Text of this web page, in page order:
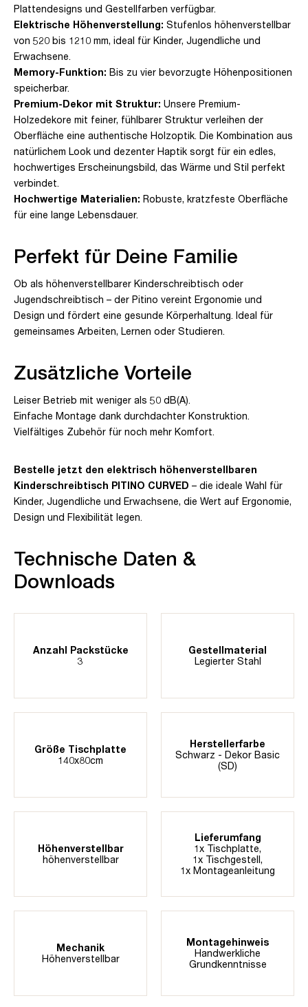
Plattendesigns und Gestellfarben verfügbar.
Elektrische Höhenverstellung: Stufenlos höhenverstellbar
von 520 bis 1210 mm, ideal für Kinder, Jugendliche und
Erwachsene.
Memory-Funktion: Bis zu vier bevorzugte Höhenpositionen
speicherbar.
Premium-Dekor mit Struktur: Unsere Premium-
Holzedekore mit feiner, fühlbarer Struktur verleihen der
Oberfläche eine authentische Holzoptik. Die Kombination aus
natürlichem Look und dezenter Haptik sorgt für ein edles,
hochwertiges Erscheinungsbild, das Wärme und Stil perfekt
verbindet.
Hochwertige Materialien: Robuste, kratzfeste Oberfläche
für eine lange Lebensdauer.
Perfekt für Deine Familie
Ob als höhenverstellbarer Kinderschreibtisch oder
Jugendschreibtisch – der Pitino vereint Ergonomie und
Design und fördert eine gesunde Körperhaltung. Ideal für
gemeinsames Arbeiten, Lernen oder Studieren.
Zusätzliche Vorteile
Leiser Betrieb mit weniger als 50 dB(A).
Einfache Montage dank durchdachter Konstruktion.
Vielfältiges Zubehör für noch mehr Komfort.
Bestelle jetzt den elektrisch höhenverstellbaren
Kinderschreibtisch PITINO CURVED – die ideale Wahl für
Kinder, Jugendliche und Erwachsene, die Wert auf Ergonomie,
Design und Flexibilität legen.
Technische Daten &
Downloads
Anzahl Packstücke
3
Gestellmaterial
Legierter Stahl
Größe Tischplatte
140x80cm
Herstellerfarbe
Schwarz - Dekor Basic
(SD)
Höhenverstellbar
höhenverstellbar
Lieferumfang
1x Tischplatte,
1x Tischgestell,
1x Montageanleitung
Mechanik
Höhenverstellbar
Montagehinweis
Handwerkliche
Grundkenntnisse